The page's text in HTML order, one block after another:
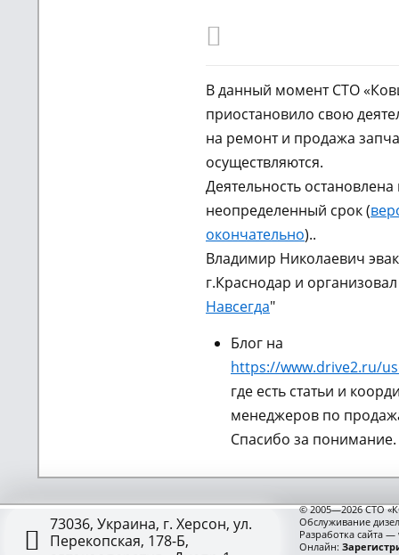
В данный момент СТО
приостановило свою
на ремонт и продажа
осуществляются.
Деятельность остановлена
неопределенный срок (
окончательно)..
Владимир Николаевич
г.Краснодар и
Навсегда"
Блог на
https://www.drive2.ru/
где есть статьи и
менеджеров по
Спасибо за понимание.
73036, Украина, г. Херсон, ул.
Перекопская, 178-Б,
© 2005—2026 СТО
Обслуживание
Разработка сайта
Онлайн: